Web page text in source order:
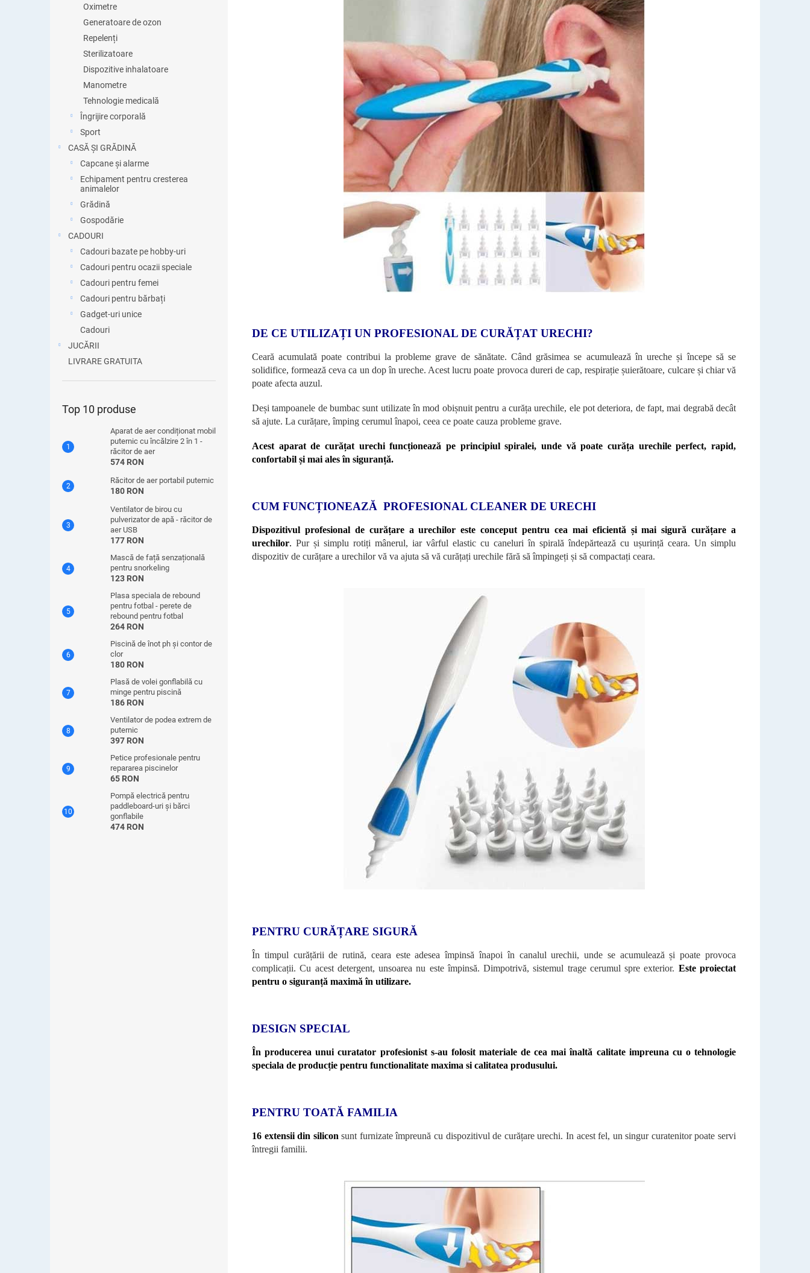
Oximetre
Generatoare de ozon
Repelenți
Sterilizatoare
Dispozitive inhalatoare
Manometre
Tehnologie medicală
Îngrijire corporală
Sport
CASĂ ȘI GRĂDINĂ
Capcane și alarme
Echipament pentru cresterea
animalelor
Grădină
Gospodărie
CADOURI
Cadouri bazate pe hobby-uri
Cadouri pentru ocazii speciale
Cadouri pentru femei
Cadouri pentru bărbați
Gadget-uri unice
Cadouri
JUCĂRII
LIVRARE GRATUITA
Top 10 produse
Aparat de aer condiționat mobil
puternic cu încălzire 2 în 1 -
răcitor de aer
574 RON
Răcitor de aer portabil puternic
180 RON
Ventilator de birou cu
pulverizator de apă - răcitor de
aer USB
177 RON
Mască de față senzațională
pentru snorkeling
123 RON
Plasa speciala de rebound
pentru fotbal - perete de
rebound pentru fotbal
264 RON
Piscină de înot ph și contor de
clor
180 RON
Plasă de volei gonflabilă cu
minge pentru piscină
186 RON
Ventilator de podea extrem de
puternic
397 RON
Petice profesionale pentru
repararea piscinelor
65 RON
Pompă electrică pentru
paddleboard-uri și bărci
gonflabile
474 RON
DE CE UTILIZAȚI UN PROFESIONAL DE CURĂȚAT URECHI?
Ceară acumulată poate contribui la probleme grave de sănătate. Când grăsimea se acumulează în ureche și începe să se
solidifice, formează ceva ca un dop în ureche. Acest lucru poate provoca dureri de cap, respirație șuierătoare, culcare și chiar vă
poate afecta auzul.
Deși tampoanele de bumbac sunt utilizate în mod obișnuit pentru a curăța urechile, ele pot deteriora, de fapt, mai degrabă decât
să ajute. La curățare, împing cerumul înapoi, ceea ce poate cauza probleme grave.
Acest aparat de curățat urechi funcționează pe principiul spiralei, unde vă poate curăța urechile perfect, rapid,
confortabil și mai ales în siguranță.
CUM FUNCȚIONEAZĂ PROFESIONAL CLEANER DE URECHI
Dispozitivul profesional de curățare a urechilor este conceput pentru cea mai eficientă și mai sigură curățare a
urechilor. Pur și simplu rotiți mânerul, iar vârful elastic cu caneluri în spirală îndepărtează cu ușurință ceara. Un simplu
dispozitiv de curățare a urechilor vă va ajuta să vă curățați urechile fără să împingeți și să compactați ceara.
PENTRU CURĂȚARE SIGURĂ
În timpul curățării de rutină, ceara este adesea împinsă înapoi în canalul urechii, unde se acumulează și poate provoca
complicații. Cu acest detergent, unsoarea nu este împinsă. Dimpotrivă, sistemul trage cerumul spre exterior. Este proiectat
pentru o siguranță maximă în utilizare.
DESIGN SPECIAL
În producerea unui curatator profesionist s-au folosit materiale de cea mai înaltă calitate impreuna cu o tehnologie
speciala de producție pentru functionalitate maxima si calitatea produsului.
PENTRU TOATĂ FAMILIA
16 extensii din silicon sunt furnizate împreună cu dispozitivul de curățare urechi. In acest fel, un singur curatenitor poate servi
întregii familii.